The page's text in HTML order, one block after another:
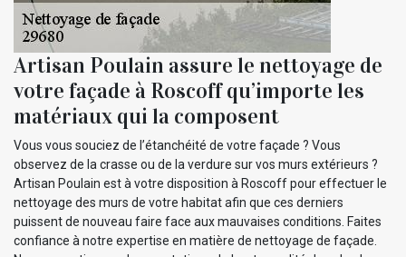
Artisan Poulain assure le nettoyage de
votre façade à Roscoff qu’importe les
matériaux qui la composent
Vous vous souciez de l’étanchéité de votre façade ? Vous
observez de la crasse ou de la verdure sur vos murs extérieurs ?
Artisan Poulain est à votre disposition à Roscoff pour effectuer le
nettoyage des murs de votre habitat afin que ces derniers
puissent de nouveau faire face aux mauvaises conditions. Faites
confiance à notre expertise en matière de nettoyage de façade.